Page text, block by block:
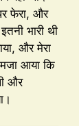
फेरा, और
भारी थी
और मेरा
आया कि
और